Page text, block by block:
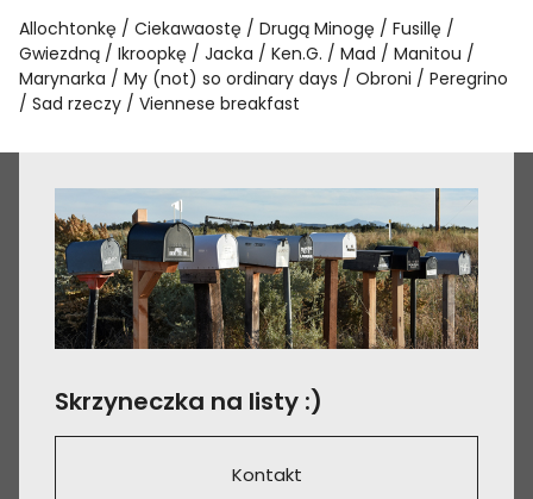
Allochtonkę Ciekawaostę Drugą Minogę
Fusillę
Gwiezdną
Ikroopkę Jacka Ken.G. Mad
Manitou
Marynarka
My (not) so ordinary days Obroni
Peregrino
Sad rzeczy
Viennese breakfast
Skrzyneczka na listy :)
Kontakt